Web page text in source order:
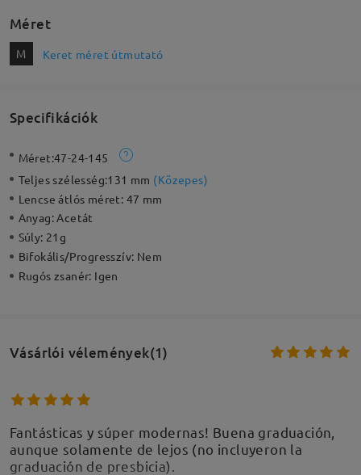
Méret
M Keret méret útmutató
Specifikációk
Méret:47-24-145
Teljes szélesség:131 mm (Közepes)
Lencse átlós méret: 47 mm
Anyag:Acetát
Súly: 21g
Bifokális/Progresszív: Nem
Rugós zsanér: Igen
Vásárlói vélemények(1)
Fantásticas y súper modernas! Buena graduación,
aunque solamente de lejos (no incluyeron la
graduación de presbicia).